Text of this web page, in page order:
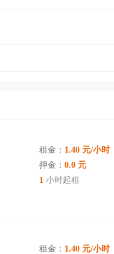
租金： 1.40 元/小时
押金： 0.0 元
1 小时起租
租金： 1.40 元/小时